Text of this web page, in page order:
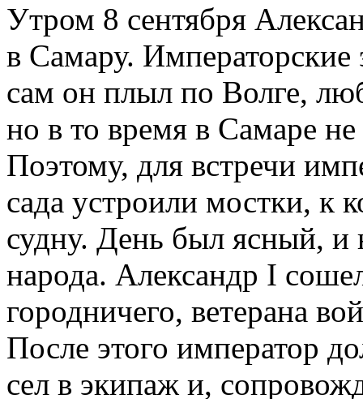
Утром 8 сентября
в Самару.
сам он плыл по Волге,
но в то время в Самаре
Поэтому, для встречи
сада устроили мостки, к
судну. День был ясный, и
народа. Александр I
городничего, ветерана
После этого император
сел в экипаж и,